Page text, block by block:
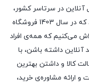
در سرتاسر کشور،
کسب‌وکارمون رو گسترش بدیم. اینطوری شد که در سال 1403 فروشگاه
می‌کنیم که همه‌ی افراد
آنلاین داشته باشن، با
کالا و داشتن بهترین
و ارائه مشاوره‌ی خرید،